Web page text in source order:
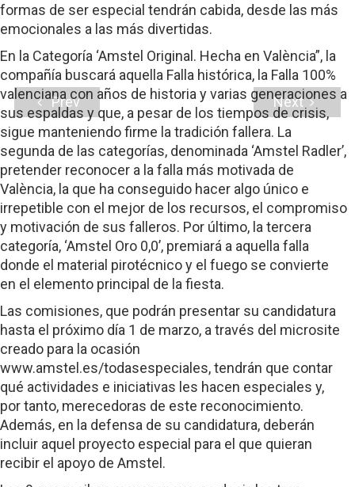
formas de ser especial tendrán cabida, desde las más
emocionales a las más divertidas.
En la Categoría ‘Amstel Original. Hecha en València”, la
compañía buscará aquella Falla histórica, la Falla 100%
valenciana con años de historia y varias generaciones a
sus espaldas y que, a pesar de los tiempos de crisis,
sigue manteniendo firme la tradición fallera. La
segunda de las categorías, denominada ‘Amstel Radler’,
pretender reconocer a la falla más motivada de
València, la que ha conseguido hacer algo único e
irrepetible con el mejor de los recursos, el compromiso
y motivación de sus falleros. Por último, la tercera
categoría, ‘Amstel Oro 0,0’, premiará a aquella falla
donde el material pirotécnico y el fuego se convierte
en el elemento principal de la fiesta.
Las comisiones, que podrán presentar su candidatura
hasta el próximo día 1 de marzo, a través del microsite
creado para la ocasión
www.amstel.es/todasespeciales, tendrán que contar
qué actividades e iniciativas les hacen especiales y,
por tanto, merecedoras de este reconocimiento.
Además, en la defensa de su candidatura, deberán
incluir aquel proyecto especial para el que quieran
recibir el apoyo de Amstel.
Prev Next